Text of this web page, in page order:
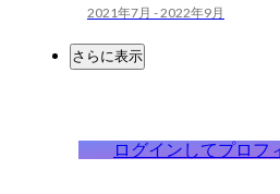
2021年7月 -2022年9月
さらに表示
ログインしてプロフ